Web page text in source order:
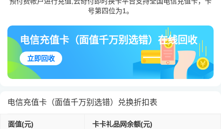
号第四位为1。
电信充值卡（面值千万别选错）在线回收
立即回收
电信充值卡（面值千万别选错）兑换折扣表
面值(元) 卡卡礼品网余额(元)